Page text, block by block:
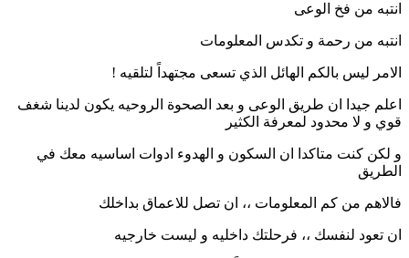
انتبه من فخ الوعى
انتبه من رحمة و تكدس المعلومات
الامر ليس بالكم الهائل الذي تسعى مجتهداً لتلقيه !
اعلم جيدا ان طريق الوعى و بعد الصحوة الروحيه يكون لدينا شغف
قوي و لا محدود لمعرفة الكثير
و لكن كنت متاكدا ان السكون و الهدوء ادوات اساسيه معك في
الطريق
فالاهم من كم المعلومات ،، ان تصل للاعماق بداخلك
ان تعود لنفسك ،، فرحلتك داخليه و ليست خارجيه